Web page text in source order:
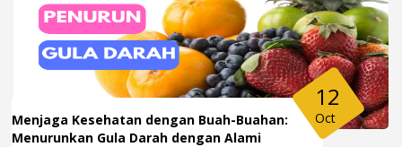
Menjaga Kesehatan dengan Buah-Buahan:
Menurunkan Gula Darah dengan Alami
12
Oct